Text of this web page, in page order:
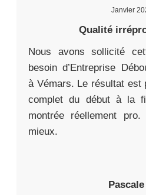
Janvier
Qualité
Nous avons sollicité
besoin d’Entreprise
à Vémars. Le résultat est
complet du début à la
montrée réellement
mieux.